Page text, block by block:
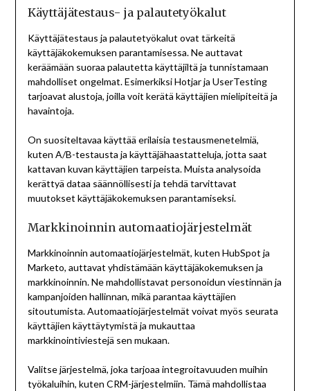
Käyttäjätestaus- ja palautetyökalut
Käyttäjätestaus ja palautetyökalut ovat tärkeitä
käyttäjäkokemuksen parantamisessa. Ne auttavat
keräämään suoraa palautetta käyttäjiltä ja tunnistamaan
mahdolliset ongelmat. Esimerkiksi Hotjar ja UserTesting
tarjoavat alustoja, joilla voit kerätä käyttäjien mielipiteitä ja
havaintoja.
On suositeltavaa käyttää erilaisia testausmenetelmiä,
kuten A/B-testausta ja käyttäjähaastatteluja, jotta saat
kattavan kuvan käyttäjien tarpeista. Muista analysoida
kerättyä dataa säännöllisesti ja tehdä tarvittavat
muutokset käyttäjäkokemuksen parantamiseksi.
Markkinoinnin automaatiojärjestelmät
Markkinoinnin automaatiojärjestelmät, kuten HubSpot ja
Marketo, auttavat yhdistämään käyttäjäkokemuksen ja
markkinoinnin. Ne mahdollistavat personoidun viestinnän ja
kampanjoiden hallinnan, mikä parantaa käyttäjien
sitoutumista. Automaatiojärjestelmät voivat myös seurata
käyttäjien käyttäytymistä ja mukauttaa
markkinointiviestejä sen mukaan.
Valitse järjestelmä, joka tarjoaa integroitavuuden muihin
työkaluihin, kuten CRM-järjestelmiin. Tämä mahdollistaa